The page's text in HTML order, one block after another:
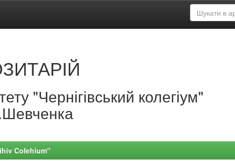
"Чернігівський колегіум"
Colehium"